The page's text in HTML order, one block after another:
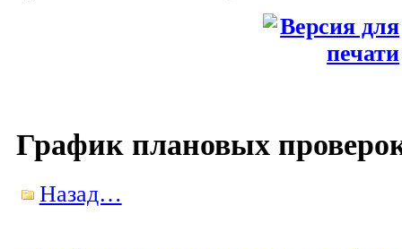
График плановых
Назад…